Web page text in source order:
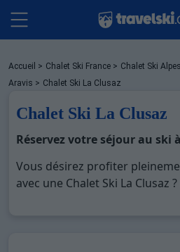
Packages
Stations
Hébergements
Accueil > Chalet Ski France > Chalet Ski
Aravis > Chalet Ski La Clusaz
Chalet Ski La Clusaz
Réservez votre séjour au ski
Vous désirez profiter
avec une Chalet Ski La Clusaz
de Chalet Ski La Clusaz pour